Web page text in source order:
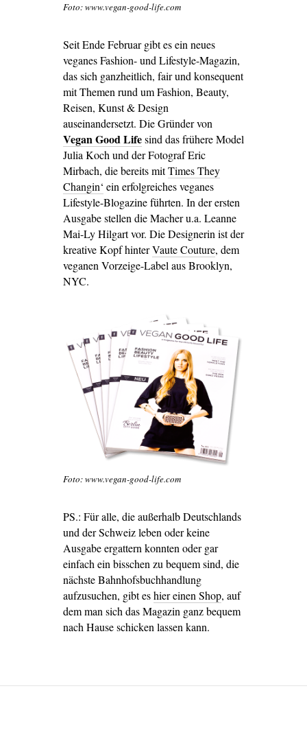
Foto: www.vegan-good-life.com
Seit Ende Februar gibt es ein neues
veganes Fashion- und Lifestyle-Magazin,
das sich ganzheitlich, fair und konsequent
mit Themen rund um Fashion, Beauty,
Reisen, Kunst & Design
auseinandersetzt. Die Gründer von
Vegan Good Lifesind das frühere Model
Julia Koch und der Fotograf Eric
Mirbach, die bereits mitTimes They
Changin‘ ein erfolgreiches veganes
Lifestyle-Blogazine führten. In der ersten
Ausgabe stellen die Macher u.a. Leanne
Mai-Ly Hilgart vor. Die Designerin ist der
kreative Kopf hinterVaute Couture, dem
veganen Vorzeige-Label aus Brooklyn,
NYC.
Foto: www.vegan-good-life.com
PS.: Für alle, die außerhalb Deutschlands
und der Schweiz leben oder keine
Ausgabe ergattern konnten oder gar
einfach ein bisschen zu bequem sind, die
nächste Bahnhofsbuchhandlung
aufzusuchen, gibt eshier einen Shop, auf
dem man sich das Magazin ganz bequem
nach Hause schicken lassen kann.